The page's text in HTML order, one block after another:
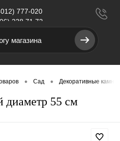
777-020
238 71 72
• Сад • Декоративные камни
диаметр 55 см